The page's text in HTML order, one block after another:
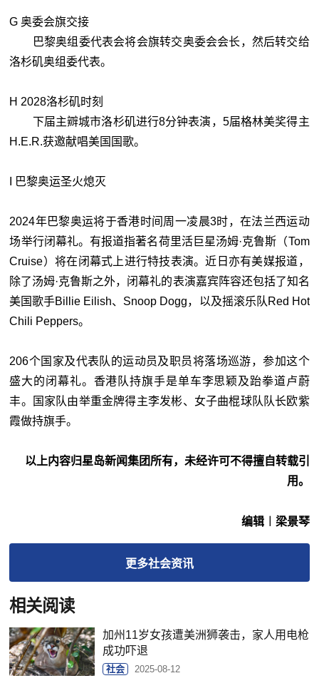
G 奥委会旗交接
巴黎奥组委代表会将会旗转交奥委会会长，然后转交给
洛杉矶奥组委代表。
H 2028洛杉矶时刻
下届主辧城市洛杉矶进行8分钟表演，5届格林美奖得主
H.E.R.获邀献唱美国国歌。
I 巴黎奥运圣火熄灭
2024年巴黎奥运将于香港时间周一凌晨3时，在法兰西运动
场举行闭幕礼。有报道指著名荷里活巨星汤姆·克鲁斯（Tom
Cruise）将在闭幕式上进行特技表演。近日亦有美媒报道，
除了汤姆·克鲁斯之外，闭幕礼的表演嘉宾阵容还包括了知名
美国歌手Billie Eilish、Snoop Dogg，以及摇滚乐队Red Hot
Chili Peppers。
206个国家及代表队的运动员及职员将落场巡游，参加这个
盛大的闭幕礼。香港队持旗手是单车李思颖及跆拳道卢蔚
丰。国家队由举重金牌得主李发彬、女子曲棍球队队长欧紫
霞做持旗手。
以上内容归星岛新闻集团所有，未经许可不得擅自转载引
用。
编辑︱梁景琴
更多社会资讯
相关阅读
加州11岁女孩遭美洲狮袭击，家人用电枪
成功吓退
社会 2025-08-12